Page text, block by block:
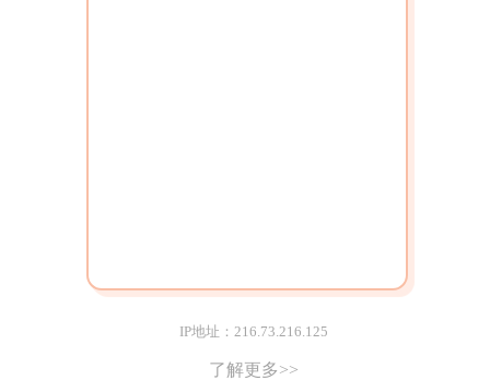
IP地址：216.73.216.125
了解更多>>